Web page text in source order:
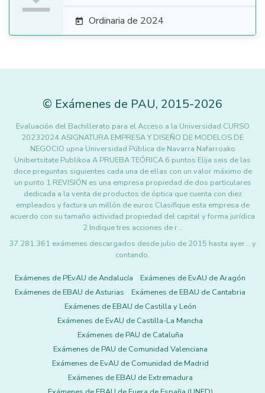
 Ordinaria de 2024
© Exámenes de PAU, 2015-2026
Evaluación del Bachillerato para el Acceso a la Universidad CURSO
20232024 ASIGNATURA EMPRESA Y DISEÑO DE MODELOS DE
NEGOCIO upna Universidad Pública de Navarra Nafarroako
Unibertsitate Publikoa A PRUEBA TEÓRICA 6 puntos Elija seis de las
doce preguntas siguientes cada una de ellas con un valor máximo de
un punto 1 REVISIÓN es una empresa propiedad de dos particulares
dedicada a la venta de productos de óptica que cuenta con diez
empleados y factura un millón de euros Clasifique esta empresa de
acuerdo con su tamaño actividad propiedad del capital y forma jurídica
2 Indique tres acciones de r…
37.281.361 exámenes descargados desde julio de 2015 hasta ayer... y
contando.
Exámenes de PEvAU de Andalucía
Exámenes de EvAU de Aragón
Exámenes de EBAU de Asturias
Exámenes de EBAU de Cantabria
Exámenes de EBAU de Castilla y León
Exámenes de EvAU de Castilla-La Mancha
Exámenes de PAU de Cataluña
Exámenes de PAU de Comunidad Valenciana
Exámenes de EvAU de Comunidad de Madrid
Exámenes de EBAU de Extremadura